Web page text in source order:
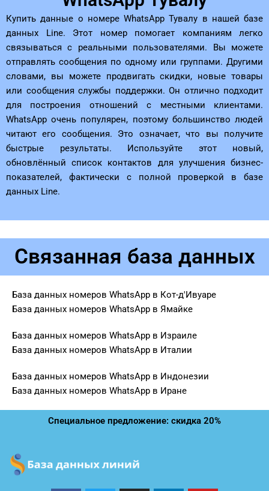
Купить данные о номере WhatsApp Тувалу в нашей базе
данных Line. Этот номер помогает компаниям легко
связываться с реальными пользователями. Вы можете
отправлять сообщения по одному или группами. Другими
словами, вы можете продвигать скидки, новые товары
или сообщения службы поддержки. Он отлично подходит
для построения отношений с местными клиентами.
WhatsApp очень популярен, поэтому большинство людей
читают его сообщения. Это означает, что вы получите
быстрые результаты. Используйте этот новый,
обновлённый список контактов для улучшения бизнес-
показателей, фактически с полной проверкой в ​​базе
данных Line.
Связанная база данных
База данных номеров WhatsApp в Кот-д'Ивуаре
База данных номеров WhatsApp в Ямайке
База данных номеров WhatsApp в Израиле
База данных номеров WhatsApp в Италии
База данных номеров WhatsApp в Индонезии
База данных номеров WhatsApp в Иране
Специальное предложение: скидка 20%